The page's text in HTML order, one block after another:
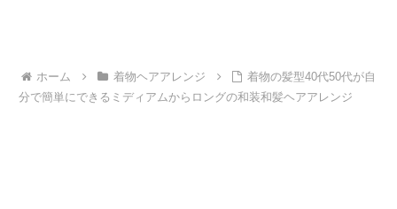
ホーム 着物ヘアアレンジ
着物の髪型40代50代が自
分で簡単にできるミディアムからロングの和装和髪ヘアアレンジ